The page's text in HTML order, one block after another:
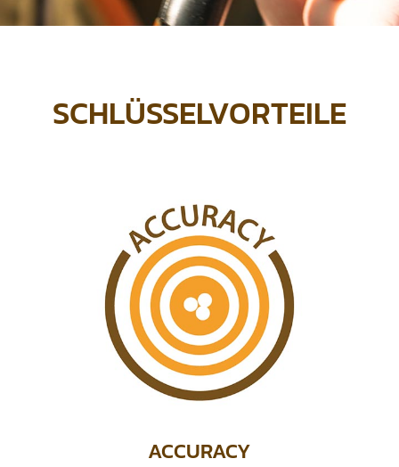
SCHLÜSSELVORTEILE
ACCURACY